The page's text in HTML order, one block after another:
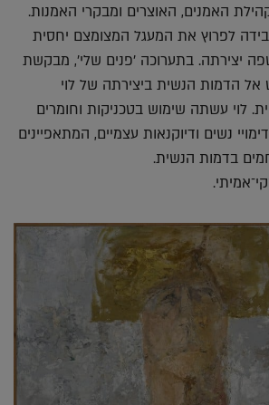
האמנים, האוצרים ומבקרי האמנות.
לפרוץ את המעגל המצומצם יחסית
יצירתה. בתערוכה 'פנים שלי', מבקשת
הדמות הנשית ביצירתה של לוי
לוי עשתה שימוש בטכניקות וחומרים
נשים ודיוקנאות עצמיים, המתאפיינים
בדמות הנשית.